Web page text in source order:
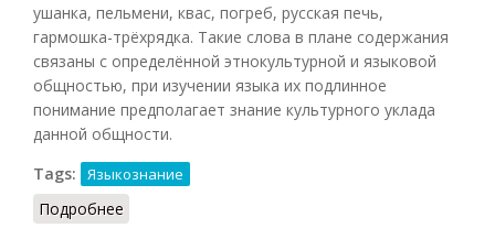
ушанка, пельмени, квас, погреб, русская печь,
гармошка-трёхрядка. Такие слова в плане содержания
связаны с определённой этнокультурной и языковой
общностью, при изучении языка их подлинное
понимание предполагает знание культурного уклада
данной общности.
Tags:
Языкознание
Подробнее